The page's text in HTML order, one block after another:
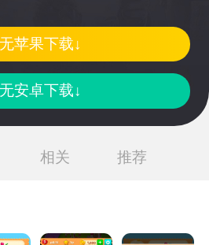
安卓下载↓
苹果下载↓
相关 推荐